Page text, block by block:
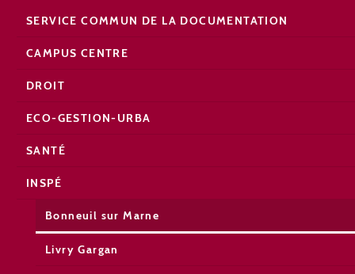
SERVICE COMMUN DE LA DOCUMENTATION
CAMPUS CENTRE
DROIT
ECO-GESTION-URBA
SANTÉ
INSPÉ
Bonneuil sur Marne
Livry Gargan